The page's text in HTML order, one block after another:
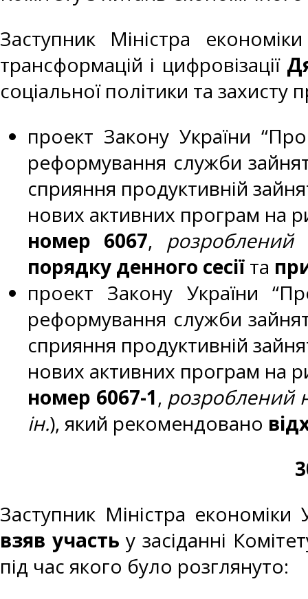
Заступник Міністра
трансформацій і цифровізації
соціальної політики та захисту
проект Закону України
реформування служби
сприяння продуктивній
нових активних програм на
номер 6067, розроблений
порядку денного сесії та
проект Закону України
реформування служби
сприяння продуктивній
нових активних програм на
номер 6067-1, розроблений
ін.), який рекомендовано
Заступник Міністра
взяв участь у засіданні
під час якого було розглянуто: